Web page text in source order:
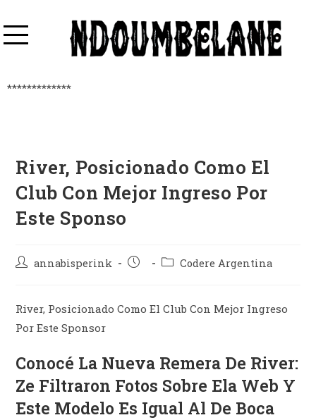
*************
River, Posicionado Como El
Club Con Mejor Ingreso Por
Este Sponso
annabisperink Codere Argentina
River, Posicionado Como El Club Con Mejor Ingreso
Por Este Sponsor
Conocé La Nueva Remera De River:
Ze Filtraron Fotos Sobre Ela Web Y
Este Modelo Es Igual Al De Boca